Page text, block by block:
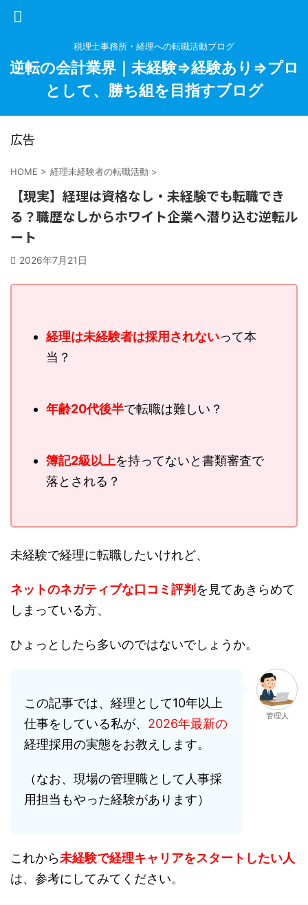
税理士事務所・経理への転職活動ブログ
逆転の会計業界｜未経験⇒経験あり⇒プロ
として、勝ち組を目指すブログ
広告
HOME > 経理未経験者の転職活動 >
【現実】経理は資格なし・未経験でも転職でき
る？職歴なしからホワイト企業へ潜り込む逆転ル
ート
2026年7月21日
経理は未経験者は採用されないって本
当？
年齢20代後半で転職は難しい？
簿記2級以上を持ってないと書類審査で
落とされる？
未経験で経理に転職したいけれど、
ネットのネガティブな口コミ評判 を見てあきらめて
しまっている方、
ひょっとしたら多いのではないでしょうか。
この記事では、経理として10年以上
仕事をしている私が、 2026年最新の
経理採用の実態をお教えします。
（なお、現場の管理職として人事採
用担当もやった経験があります）
管理人
これから未経験で経理キャリアをスタートしたい人
は、参考にしてみてください。